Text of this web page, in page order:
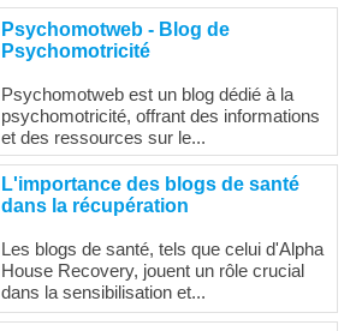
Psychomotweb - Blog de
Psychomotricité
Psychomotweb est un blog dédié à la
psychomotricité, offrant des informations
et des ressources sur le...
L'importance des blogs de santé
dans la récupération
Les blogs de santé, tels que celui d'Alpha
House Recovery, jouent un rôle crucial
dans la sensibilisation et...